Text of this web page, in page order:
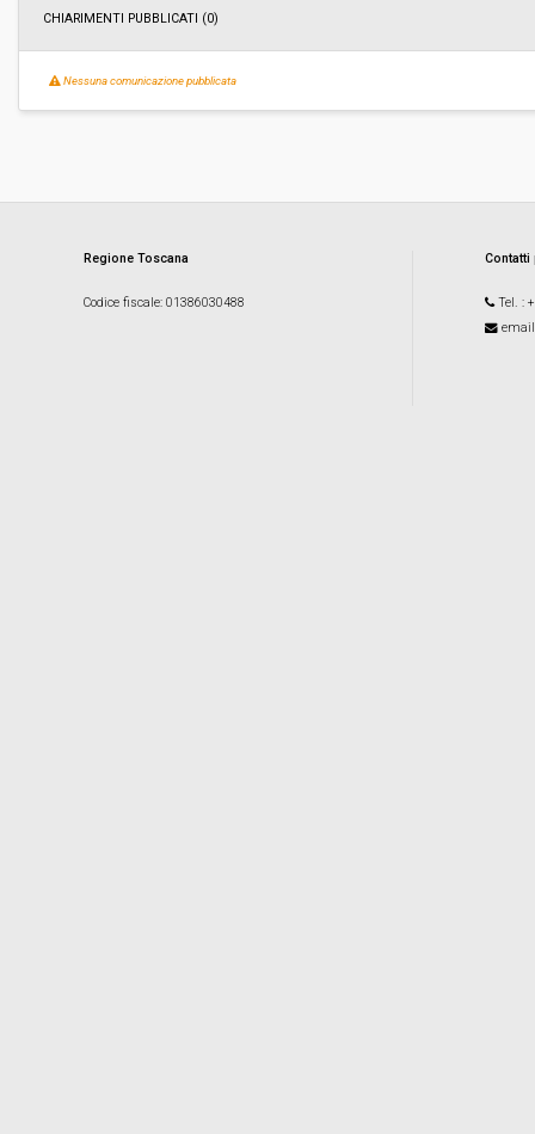
CHIARIMENTI PUBBLICATI (0)
Nessuna comunicazione pubblicata
Regione Toscana
Codice fiscale: 01386030488 Tel. :
email